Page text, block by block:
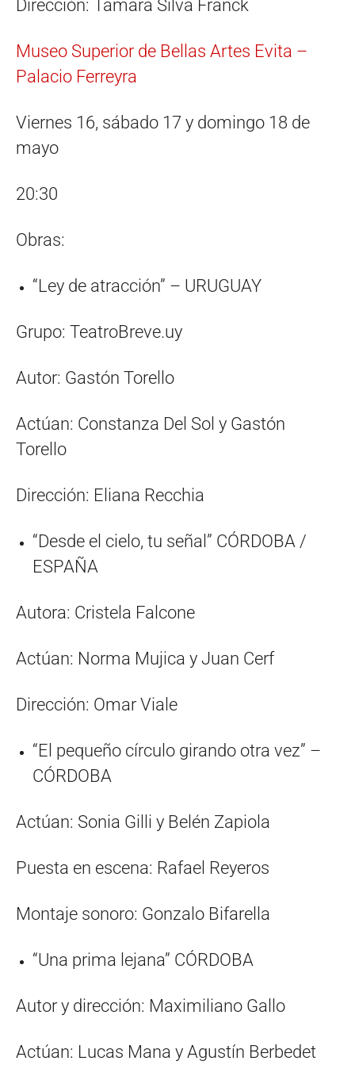
Dirección: Tamara Silva Franck
Museo Superior de Bellas Artes Evita –
Palacio Ferreyra
Viernes 16, sábado 17 y domingo 18 de
mayo
20:30
Obras:
“Ley de atracción” – URUGUAY
Grupo: TeatroBreve.uy
Autor: Gastón Torello
Actúan: Constanza Del Sol y Gastón
Torello
Dirección: Eliana Recchia
“Desde el cielo, tu señal” CÓRDOBA /
ESPAÑA
Autora: Cristela Falcone
Actúan: Norma Mujica y Juan Cerf
Dirección: Omar Viale
“El pequeño círculo girando otra vez” –
CÓRDOBA
Actúan: Sonia Gilli y Belén Zapiola
Puesta en escena: Rafael Reyeros
Montaje sonoro: Gonzalo Bifarella
“Una prima lejana” CÓRDOBA
Autor y dirección: Maximiliano Gallo
Actúan: Lucas Mana y Agustín Berbedet